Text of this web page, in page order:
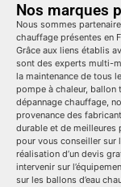
Nos marques
Nous sommes
chauffage présentes en
Grâce aux liens établis
sont des experts multi-
la maintenance de tous
pompe à chaleur,
dépannage chauffage,
provenance des
durable et de meilleures
pour vous conseiller sur
réalisation d’un devis
intervenir sur
sur les ballons d’eau